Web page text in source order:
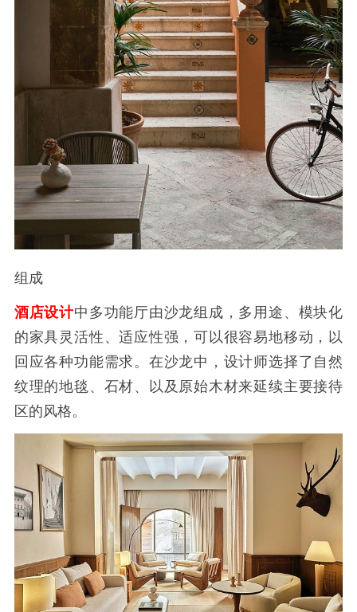
组成
酒店设计中多功能厅由沙龙组成，多用途、模块化
的家具灵活性、适应性强，可以很容易地移动，以
回应各种功能需求。在沙龙中，设计师选择了自然
纹理的地毯、石材、以及原始木材来延续主要接待
区的风格。